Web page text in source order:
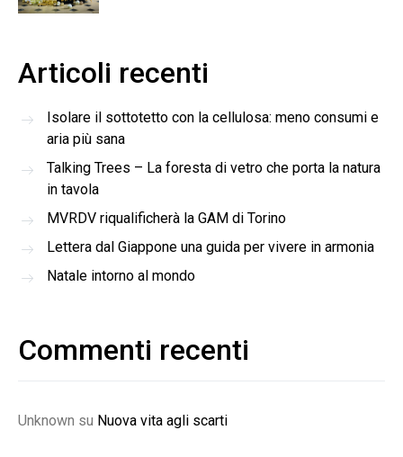
Articoli recenti
Isolare il sottotetto con la cellulosa: meno consumi e
aria più sana
Talking Trees – La foresta di vetro che porta la natura
in tavola
MVRDV riqualificherà la GAM di Torino
Lettera dal Giappone una guida per vivere in armonia
Natale intorno al mondo
Commenti recenti
Unknown su Nuova vita agli scarti